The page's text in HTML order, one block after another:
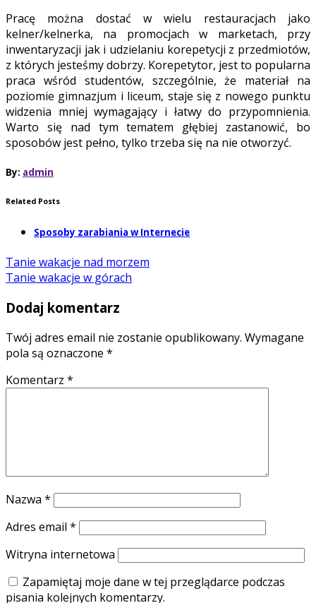
Pracę można dostać w wielu restauracjach jako
kelner/kelnerka, na promocjach w marketach, przy
inwentaryzacji jak i udzielaniu korepetycji z przedmiotów,
z których jesteśmy dobrzy. Korepetytor, jest to popularna
praca wśród studentów, szczególnie, że materiał na
poziomie gimnazjum i liceum, staje się z nowego punktu
widzenia mniej wymagający i łatwy do przypomnienia.
Warto się nad tym tematem głębiej zastanowić, bo
sposobów jest pełno, tylko trzeba się na nie otworzyć.
By: admin
Related Posts
Sposoby zarabiania w Internecie
Tanie wakacje nad morzem
Tanie wakacje w górach
Dodaj komentarz
Twój adres email nie zostanie opublikowany. Wymagane
pola są oznaczone *
Komentarz *
Nazwa *
Adres email *
Witryna internetowa
Zapamiętaj moje dane w tej przeglądarce podczas
pisania kolejnych komentarzy.